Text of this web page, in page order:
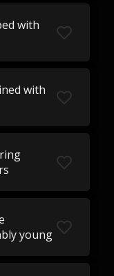
with
with
young